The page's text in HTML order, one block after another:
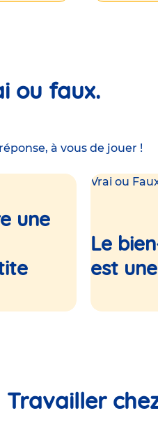
ou faux.
à vous de jouer !
une
de crèches :
l’éducation,
bien en
qu’au siège.
Vrai ou
Le
est
Nous
Travailler